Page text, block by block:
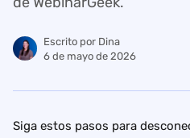
Escrito por Dina
6 de mayo de 2026
Siga estos pasos para